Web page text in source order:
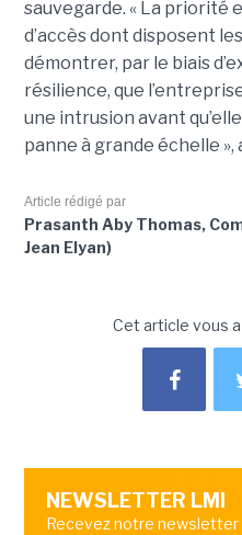
sauvegarde. « La priorité
d’accès dont disposent
démontrer, par le biais
résilience, que
une intrusion avant
panne à grande échelle
Article rédigé par
Prasanth Aby Thomas,
Jean Elyan)
Cet article vous a
NEWSLETTER LMI
Recevez notre